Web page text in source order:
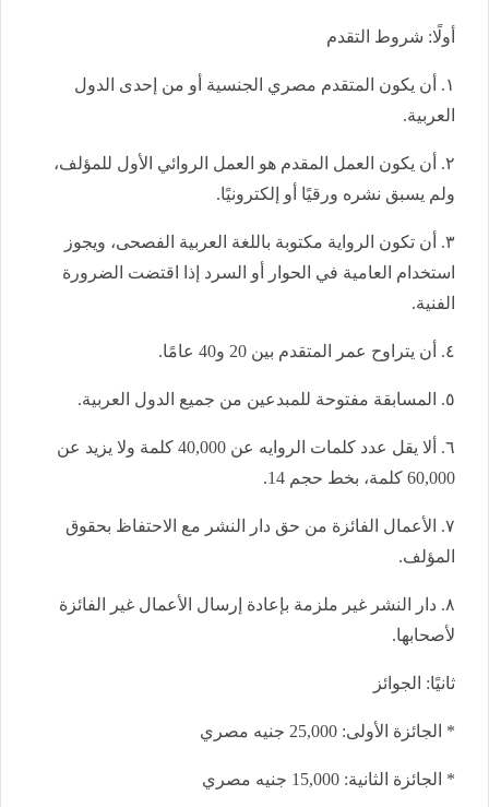
١. أن يكون المتقدم مصري الجنسية أو من إحدى الدول
العربية.
٢. أن يكون العمل المقدم هو العمل الروائي الأول للمؤلف،
ولم يسبق نشره ورقيًا أو إلكترونيًا.
٣. أن تكون الرواية مكتوبة باللغة العربية الفصحى، ويجوز
استخدام العامية في الحوار أو السرد إذا اقتضت الضرورة
الفنية.
٤. أن يتراوح عمر المتقدم بين 20 و40 عامًا.
٥. المسابقة مفتوحة للمبدعين من جميع الدول العربية.
٦. ألا يقل عدد كلمات الروايه عن 40,000 كلمة ولا يزيد عن
60,000 كلمة، بخط حجم 14.
٧. الأعمال الفائزة من حق دار النشر مع الاحتفاظ بحقوق
المؤلف.
٨. دار النشر غير ملزمة بإعادة إرسال الأعمال غير الفائزة
لأصحابها.
ثانيًا: الجوائز
* الجائزة الأولى: 25,000 جنيه مصري
* الجائزة الثانية: 15,000 جنيه مصري